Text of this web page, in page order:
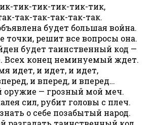
тик-тик-тик-тик-тик,
так-так-так-так-так.
будет большая война.
точки, решит все вопросы она.
будет таинственный код —
Всех конец неминуемый ждет.
идет, и идет, и идет,
и вперед, и вперед…
оружие — грозный мой меч.
сил, рубит головы с плеч.
о себе позабытый народ.